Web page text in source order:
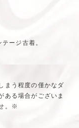
ージ古着。
まう程度の僅かなダ
ある場合がございま
。※